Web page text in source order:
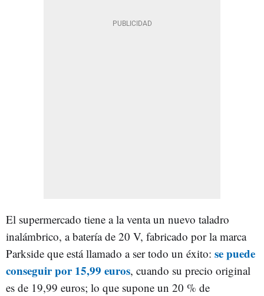
El supermercado tiene a la venta un nuevo taladro
inalámbrico, a batería de 20 V, fabricado por la marca
Parkside que está llamado a ser todo un éxito: se puede
conseguir por 15,99 euros, cuando su precio original
es de 19,99 euros; lo que supone un 20 % de